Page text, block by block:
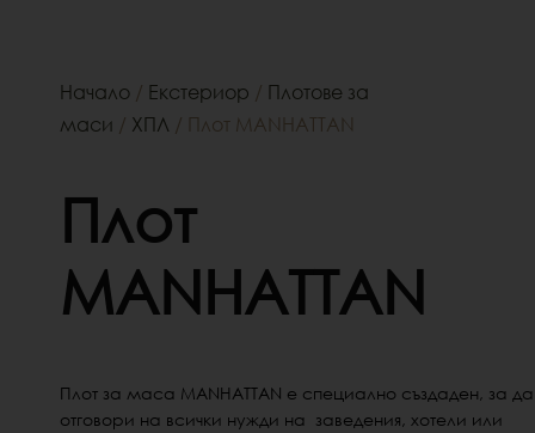
Начало / Екстериор / Плотове за
маси / ХПЛ / Плот MANHATTAN
Плот
MANHATTAN
Плот за маса MANHATTAN е специално създаден, за да
отговори на всички нужди на заведения, хотели или